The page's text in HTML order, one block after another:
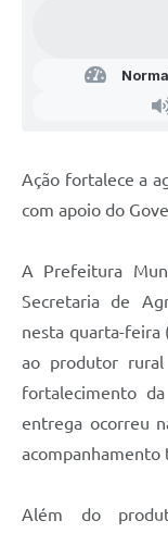
Ação fortalece a
com apoio do
A Prefeitura
Secretaria de
nesta quarta-feira
ao produtor
fortalecimento
entrega ocorreu
acompanhamento
Além do